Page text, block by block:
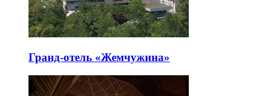
Гранд-отель «Жемчужина»